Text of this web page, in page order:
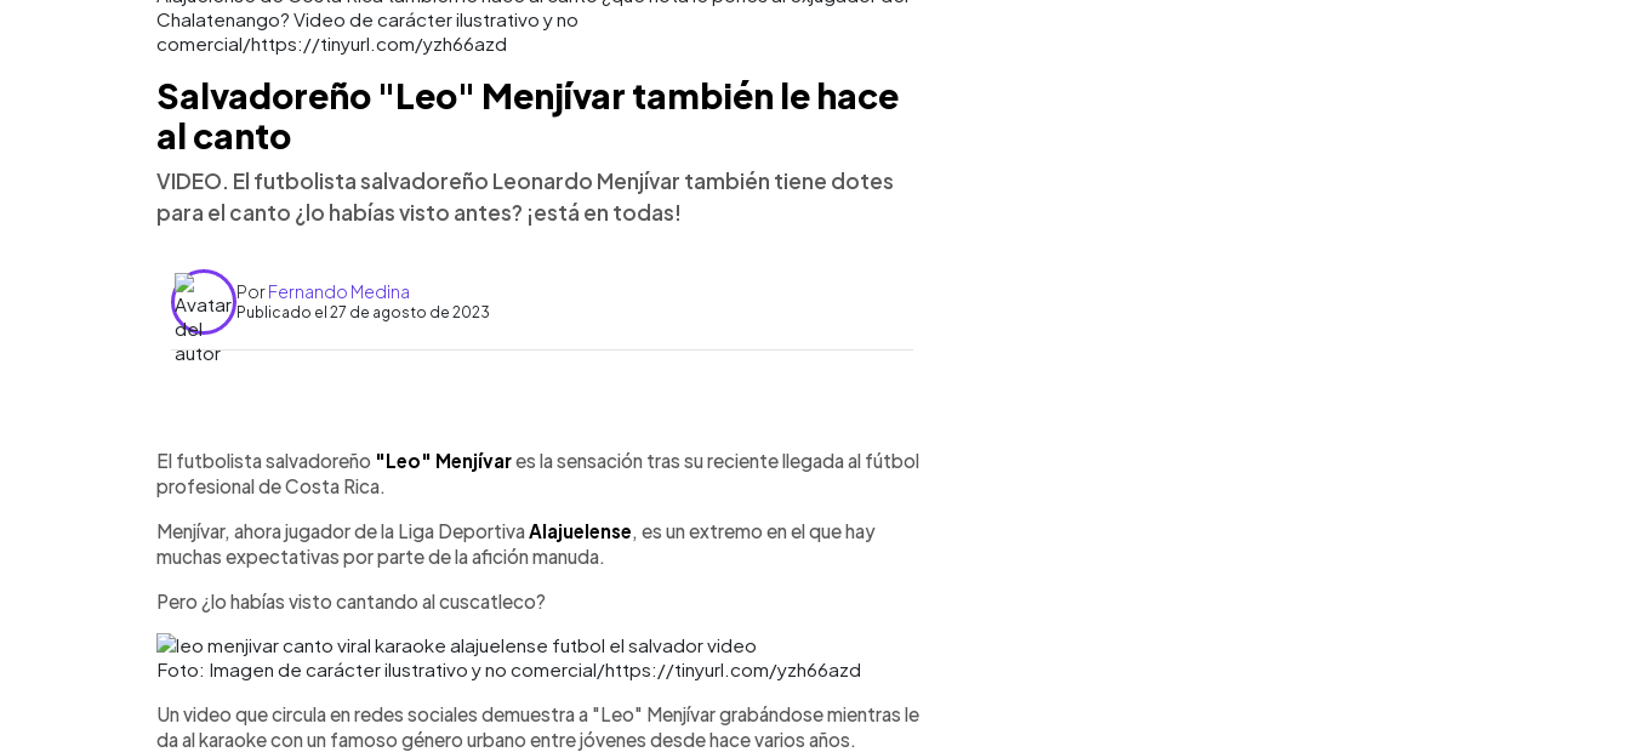
Chalatenango? Video de carácter ilustrativo y no
comercial/https://tinyurl.com/yzh66azd
Salvadoreño "Leo" Menjívar también le hace
al canto
VIDEO. El futbolista salvadoreño Leonardo Menjívar también tiene dotes
para el canto ¿lo habías visto antes? ¡está en todas!
PorFernando Medina
Publicado el 27 de agosto de 2023
► Escuchar artículo
El futbolista salvadoreño "Leo" Menjívares la sensación tras su reciente llegada al fútbol
profesional de Costa Rica.
Menjívar, ahora jugador de la Liga Deportiva Alajuelense , es un extremo en el que hay
muchas expectativas por parte de la afición manuda.
Pero ¿lo habías visto cantando al cuscatleco?
Foto: Imagen de carácter ilustrativo y no comercial/https://tinyurl.com/yzh66azd
Un video que circula en redes sociales demuestra a "Leo" Menjívar grabándose mientras le
da al karaoke con un famoso género urbano entre jóvenes desde hace varios años.